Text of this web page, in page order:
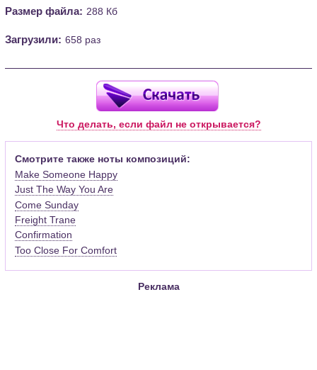
Размер файла: 288 Кб
Загрузили: 658 раз
Что делать, если файл не открывается?
Смотрите также ноты композиций:
Make Someone Happy
Just The Way You Are
Come Sunday
Freight Trane
Confirmation
Too Close For Comfort
Реклама